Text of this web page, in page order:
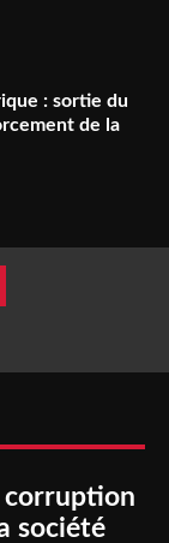
: sortie du
de la
corruption
société